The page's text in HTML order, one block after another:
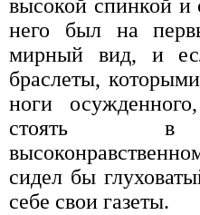
высокой спинкой и
него был на
мирный вид, и
браслеты,
ноги
стоять в
сидел бы
себе свои газеты.